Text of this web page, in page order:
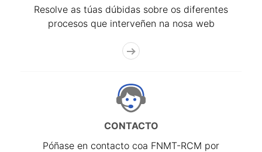
Resolve as túas dúbidas sobre os diferentes
procesos que interveñen na nosa web
CONTACTO
Póñase en contacto coa FNMT-RCM por